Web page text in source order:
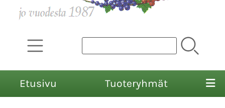
Etusivu Tuoteryhmät